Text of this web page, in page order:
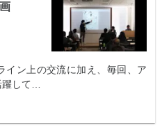
イン上の交流に加え、毎回、ア
躍して…